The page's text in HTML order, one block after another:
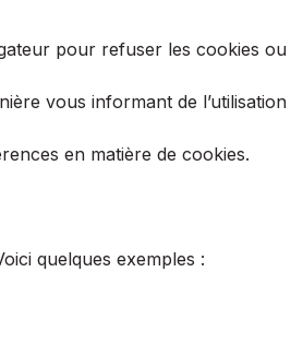
pour refuser les cookies ou
vous informant de l’utilisation
en matière de cookies.
quelques exemples :